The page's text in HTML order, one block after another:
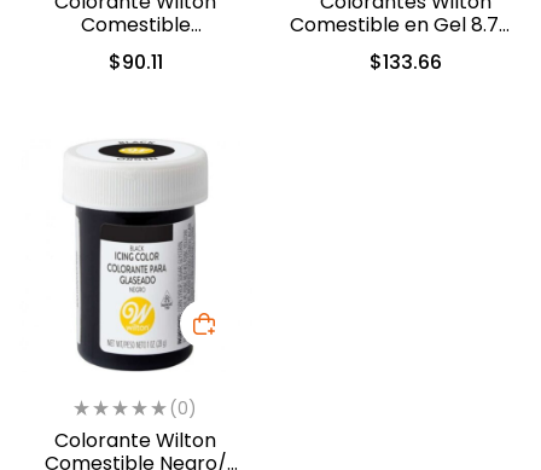
Comestible
Turquesa/Verde
Azulado 28.3gr. (04-0-
$90.11
Comestible en Gel 8.7ml
c/u (601-5582)
$133.66
(0)
Colorante Wilton
Comestible Negro/